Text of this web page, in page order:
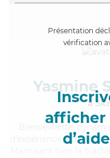
Présentation
vérification
afficher
Yasmine
à
,
d'expérience et